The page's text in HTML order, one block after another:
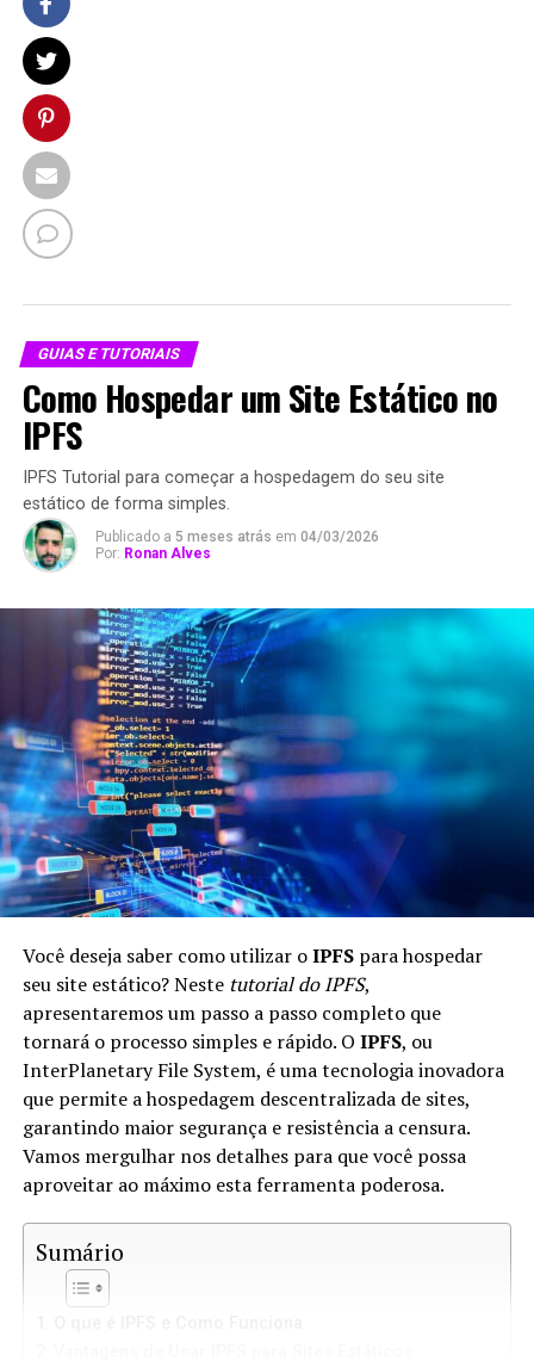
GUIAS E TUTORIAIS
Como Hospedar um Site Estático no
IPFS
IPFS Tutorial para começar a hospedagem do seu site
estático de forma simples.
Publicado a 5 meses atrás em 04/03/2026
Por: Ronan Alves
Você deseja saber como utilizar oIPFSpara hospedar
seu site estático? Neste tutorial do IPFS,
apresentaremos um passo a passo completo que
tornará o processo simples e rápido. O IPFS, ou
InterPlanetary File System, é uma tecnologia inovadora
que permite a hospedagem descentralizada de sites,
garantindo maior segurança e resistência a censura.
Vamos mergulhar nos detalhes para que você possa
aproveitar ao máximo esta ferramenta poderosa.
Sumário